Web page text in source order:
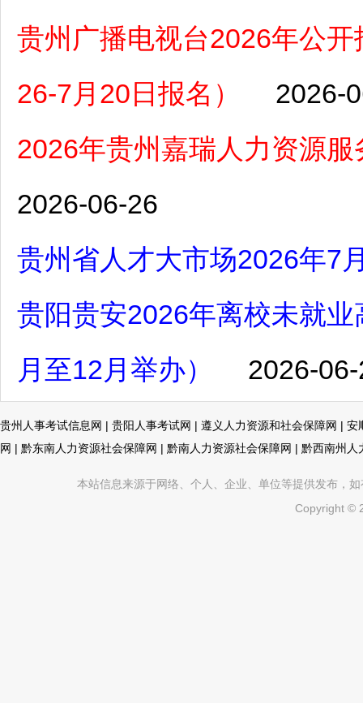
贵州广播电视台2026年公
26-7月20日报名）
2026-
2026年贵州嘉瑞人力资源
2026-06-26
贵州省人才大市场2026年7
贵阳贵安2026年离校未就
月至12月举办）
2026-
贵州人事考试信息网 | 贵阳人事考试网 | 遵义人力资源和社会保障网 | 安
网 | 黔东南人力资源社会保障网 | 黔南人力资源社会保障网 | 黔西南州人
本站信息来源于网络、个人、企业、单位等提供发布，
Copyright ©